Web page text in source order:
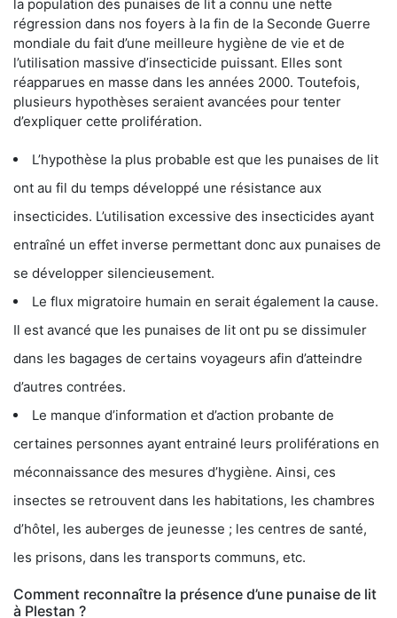
la population des punaises de lit a connu une nette
régression dans nos foyers à la fin de la Seconde Guerre
mondiale du fait d’une meilleure hygiène de vie et de
l’utilisation massive d’insecticide puissant. Elles sont
réapparues en masse dans les années 2000. Toutefois,
plusieurs hypothèses seraient avancées pour tenter
d’expliquer cette prolifération.
L’hypothèse la plus probable est que les punaises de lit
ont au fil du temps développé une résistance aux
insecticides. L’utilisation excessive des insecticides ayant
entraîné un effet inverse permettant donc aux punaises de
se développer silencieusement.
Le flux migratoire humain en serait également la cause.
Il est avancé que les punaises de lit ont pu se dissimuler
dans les bagages de certains voyageurs afin d’atteindre
d’autres contrées.
Le manque d’information et d’action probante de
certaines personnes ayant entrainé leurs proliférations en
méconnaissance des mesures d’hygiène. Ainsi, ces
insectes se retrouvent dans les habitations, les chambres
d’hôtel, les auberges de jeunesse ; les centres de santé,
les prisons, dans les transports communs, etc.
Comment reconnaître la présence d’une punaise de lit
à Plestan ?